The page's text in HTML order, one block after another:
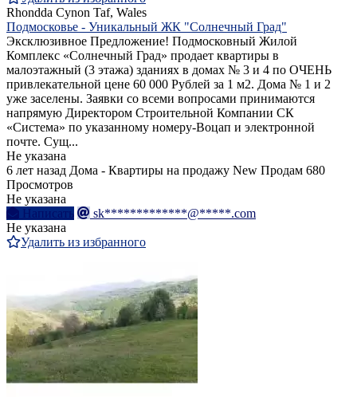
Rhondda Cynon Taf, Wales
Подмосковье - Уникальный ЖК "Солнечный Град"
Эксклюзивное Предложение! Подмосковный Жилой
Комплекс «Солнечный Град» продает квартиры в
малоэтажный (3 этажа) зданиях в домах № 3 и 4 по ОЧЕНЬ
привлекательной цене 60 000 Рублей за 1 м2. Дома № 1 и 2
уже заселены. Заявки со всеми вопросами принимаются
напрямую Директором Строительной Компании СК
«Система» по указанному номеру-Воцап и электронной
почте. Сущ...
Не указана
6 лет назад Дома - Квартиры на продажу New Продам 680
Просмотров
Не указана
Написать
sk*************@*****.com
Не указана
Удалить из избранного